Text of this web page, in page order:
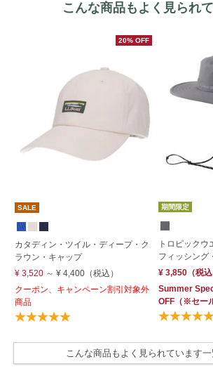
こんな商品もよく見られ
20% OFF
SALE
カタディン・ツイル・ディープ・ク
ラウン・キャップ
¥ 3,520～ ¥ 4,400（税込）
クーポン、キャンペーン割引対象外
商品
期間限定
トロピックウ
フィッシング
¥ 3,850 （税込
Summer
OFF （※セー
こんな商品もよく見られています